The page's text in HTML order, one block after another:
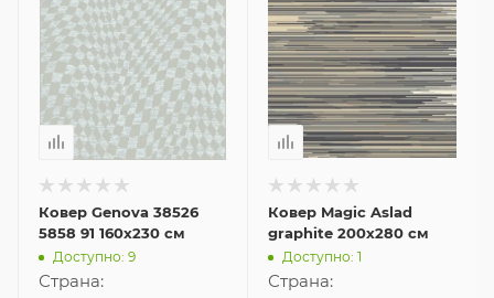
Ковер Genova 38526
5858 91 160x230 см
Доступно: 9
Страна:
Ковер Magic Aslad
graphite 200x280 см
Доступно: 1
Страна: